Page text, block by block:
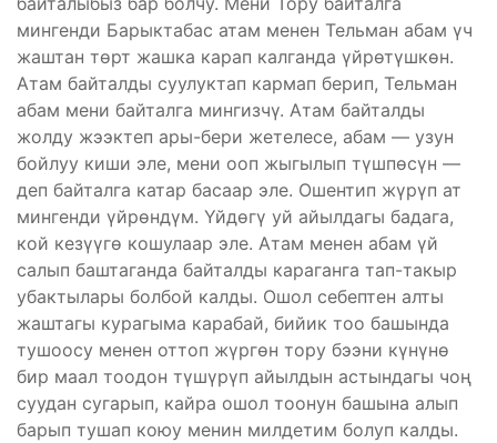
мингенди Барыктабас атам менен Тельман абам үч
жаштан төрт жашка карап калганда үйрөтүшкөн.
Атам байталды суулуктап кармап берип, Тельман
абам мени байталга мингизчү. Атам байталды
жолду жээктеп ары-бери жетелесе, абам — узун
бойлуу киши эле, мени ооп жыгылып түшпөсүн —
деп байталга катар басаар эле. Ошентип жүрүп ат
мингенди үйрөндүм. Үйдөгү уй айылдагы бадага,
кой кезүүгө кошулаар эле. Атам менен абам үй
салып баштаганда байталды караганга тап-такыр
убактылары болбой калды. Ошол себептен алты
жаштагы курагыма карабай, бийик тоо башында
тушоосу менен оттоп жүргөн тору бээни күнүнө
бир маал тоодон түшүрүп айылдын астындагы чоң
суудан сугарып, кайра ошол тоонун башына алып
барып тушап коюу менин милдетим болуп калды.